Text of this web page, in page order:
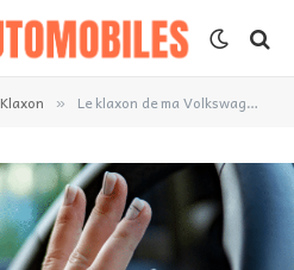
Klaxon » Le klaxon de ma Volkswagen Jetta ne marche plus : Que faire ?